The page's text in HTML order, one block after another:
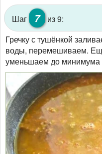
Шаг 7
из 9:
Гречку с тушёнкой
воды, перемешиваем.
уменьшаем до минимума